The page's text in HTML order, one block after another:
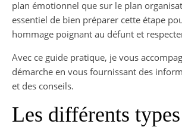
plan émotionnel que sur le plan
essentiel de bien préparer cette étape
hommage poignant au défunt et
Avec ce guide pratique, je vous
démarche en vous fournissant des
et des conseils.
Les différents types